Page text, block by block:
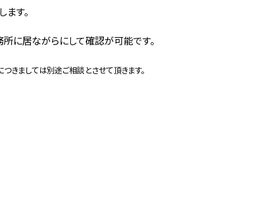
す。
に居ながらにして確認が可能です。
つきましては別途ご相談とさせて頂きます。